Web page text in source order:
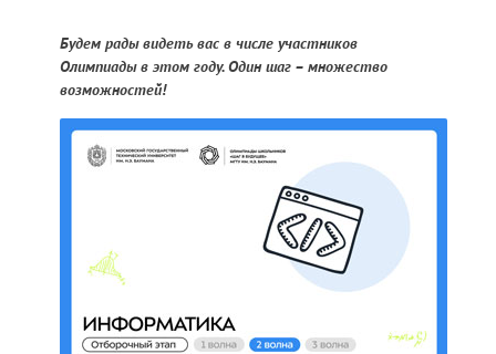
Будем рады видеть вас в числе участников
Олимпиады в этом году. Один шаг – множество
возможностей!